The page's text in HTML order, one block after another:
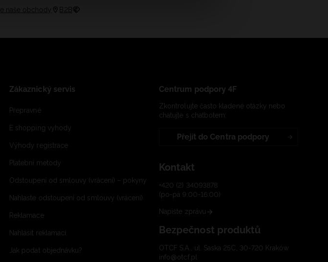
naše obchody B2B
Zákaznický servis
Přepravné
E shopping vyhody
Výhody registrace
Platební metody
Odstoupení od smlouvy (vrácení) – pokyny
Nahlaste odstoupení od smlouvy (vrácení)
Reklamace
Nahlásit reklamaci
Jak podat objednávku?
Centrum podpory 4F
Zkontrolujte často kladené otázky nebo
chatujte s chatbotem:
Přejít do Centra podpory
Kontakt
+420 (2) 34093878
(po-pá 9:00-16:00)
Napište zprávu
Bezpečnost produktů
OTCF S.A., ul. Saska 25C, 30-720 Kraków
info@otcf.pl